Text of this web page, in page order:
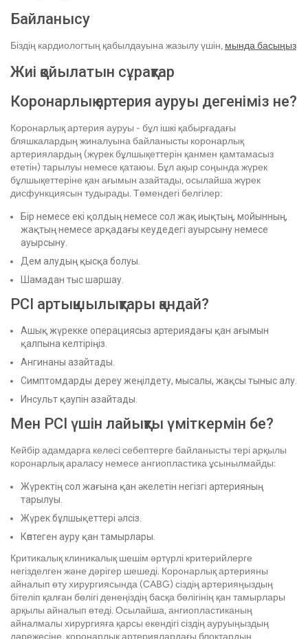
Байланысу
Біздің кардиологтың қабылдауына жазылу үшін, мында басыңыз
Жиі қойылатын сұрақтар
Коронарлық артерия ауруы дегеніміз не?
Коронарлық артерия ауруы - бұл ішкі қабырғадағы
бляшкалардың жиналуына байланысты коронарлық
артериялардың (жүрек бұлшықеттерін қанмен қамтамасыз
ететін) тарылуы немесе қатаюы. Бұл ақыр соңында жүрек
бұлшықеттеріне қан ағымын азайтады, осылайша жүрек
дисфункциясын тудырады. Төмендегі белгілер:
Бір немесе екі қолдың немесе сол жақ иықтың, мойынның,
жақтың немесе арқадағы кеудедегі ауырсыну немесе
ауырсыну.
Дем алудың қысқа болуы.
Шамадан тыс шаршау.
PCI артықшылықтары қандай?
Ашық жүрекке операциясыз артериядағы қан ағымын
қалпына келтіріңіз.
Ангинаны азайтады.
Симптомдарды дереу жеңілдету, мысалы, жақсы тыныс алу.
Инсульт қаупін азайтады.
Мен PCI үшін лайықты үміткермін бе?
Кейбір адамдарға келесі себептерге байланысты тері арқылы
коронарлық араласу немесе ангиопластика ұсынылмайды:
Жүректің сол жағына қан әкелетін негізгі артерияның
тарылуы.
Жүрек бұлшықеттері әлсіз.
Көптеген ауру қан тамырлары.
Критикалық клиникалық шешім әртүрлі критерийлерге
негізделген және дәрігер шешеді. Коронарлық артерияны
айналып өту хирургиясында (CABG) сіздің артерияңыздың
бітеліп қалған бөлігі денеңіздің басқа бөлігінің қан тамырлары
арқылы айналып өтеді. Осылайша, ангиопластиканың
айналмалы хирургияға қарсы екендігі сіздің ауруыңыздың